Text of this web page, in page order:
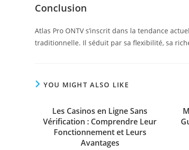
Conclusion
Atlas Pro ONTV s’inscrit dans la tendance
traditionnelle. Il séduit par sa flexibilité, sa
YOU MIGHT ALSO LIKE
Les Casinos en Ligne Sans
Vérification : Comprendre Leur
Fonctionnement et Leurs
Avantages